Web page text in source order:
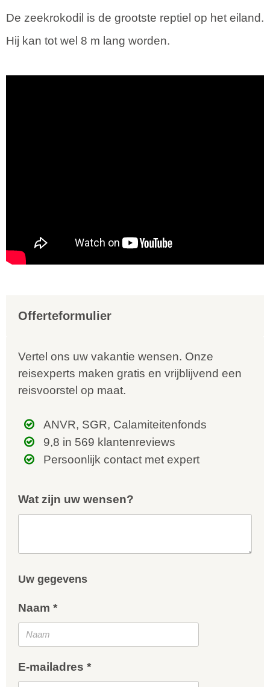
De zeekrokodil is de grootste reptiel op het eiland.
Hij kan tot wel 8 m lang worden.
Offerteformulier
Vertel ons uw vakantie wensen. Onze
reisexperts maken gratis en vrijblijvend een
reisvoorstel op maat.
ANVR, SGR, Calamiteitenfonds
9,8 in 569 klantenreviews
Persoonlijk contact met expert
Wat zijn uw wensen?
Uw gegevens
Naam *
E-mailadres *